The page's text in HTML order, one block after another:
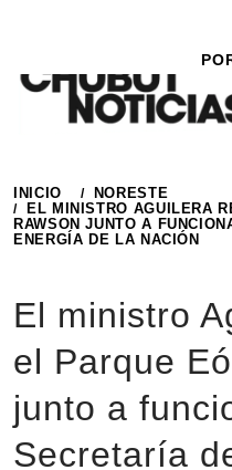
contenido
INICIO
NORESTE
EL MINISTRO AGUILERA
RAWSON JUNTO A
ENERGÍA DE LA NACIÓN
El ministro
el Parque
junto a
Secretaría